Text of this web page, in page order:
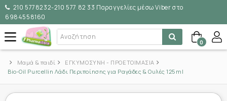
210 5778232-210 577 82 33 Παραγγελίες μέσω Viber στο
6984558160
0
Μαμά & παιδί
ΕΓΚΥΜΟΣΥΝΗ - ΠΡΟΕΤΟΙΜΑΣΙΑ
Bio‑Oil Purcellin Λάδι Περιποίησης για Ραγάδες & Ουλές 125 ml